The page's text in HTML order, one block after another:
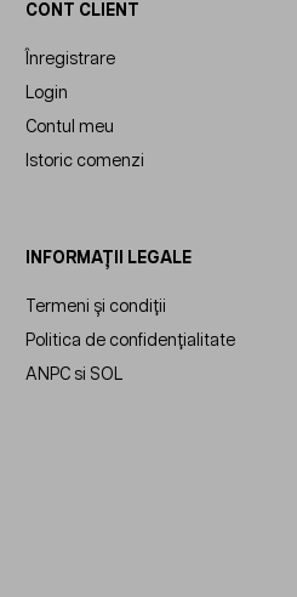
CONT CLIENT
Înregistrare
Login
Contul meu
Istoric comenzi
INFORMAȚII LEGALE
Termeni și condiții
Politica de confidențialitate
ANPC si SOL